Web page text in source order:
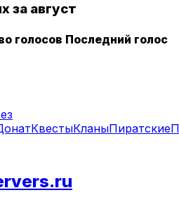
за август
голосов Последний голос
КвестыКланыПиратские